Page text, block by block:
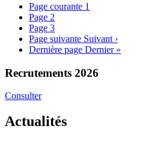
Page courante 1
Page 2
Page 3
Page suivante Suivant ›
Dernière page Dernier »
Recrutements 2026
Consulter
Actualités